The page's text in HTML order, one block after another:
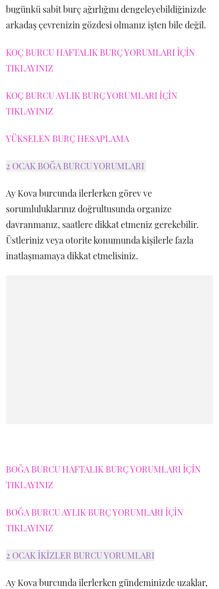
bugünkü sabit burç ağırlığını dengeleyebildiğinizde
arkadaş çevrenizin gözdesi olmanız işten bile değil.
KOÇ BURCU HAFTALIK BURÇ YORUMLARI İÇİN
TIKLAYINIZ
KOÇ BURCU AYLIK BURÇ YORUMLARI İÇİN
TIKLAYINIZ
YÜKSELEN BURÇ HESAPLAMA
2 OCAK BOĞA BURCU YORUMLARI
Ay Kova burcunda ilerlerken görev ve
sorumluluklarınız doğrultusunda organize
davranmanız, saatlere dikkat etmeniz gerekebilir.
Üstleriniz veya otorite konumunda kişilerle fazla
inatlaşmamaya dikkat etmelisiniz.
BOĞA BURCU HAFTALIK BURÇ YORUMLARI İÇİN
TIKLAYINIZ
BOĞA BURCU AYLIK BURÇ YORUMLARI İÇİN
TIKLAYINIZ
2 OCAK İKİZLER BURCU YORUMLARI
Ay Kova burcunda ilerlerken gündeminizde uzaklar,